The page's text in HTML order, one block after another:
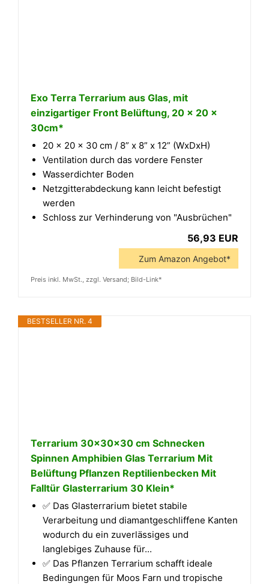
Exo Terra Terrarium aus Glas, mit
einzigartiger Front Belüftung, 20 x 20 x
30cm*
20 x 20 x 30 cm / 8” x 8” x 12” (WxDxH)
Ventilation durch das vordere Fenster
Wasserdichter Boden
Netzgitterabdeckung kann leicht befestigt
werden
Schloss zur Verhinderung von "Ausbrüchen"
56,93 EUR
Zum Amazon Angebot*
Preis inkl. MwSt., zzgl. Versand; Bild-Link*
BESTSELLER NR. 4
Terrarium 30x30x30 cm Schnecken
Spinnen Amphibien Glas Terrarium Mit
Belüftung Pflanzen Reptilienbecken Mit
Falltür Glasterrarium 30 Klein*
✅ Das Glasterrarium bietet stabile
Verarbeitung und diamantgeschliffene Kanten
wodurch du ein zuverlässiges und
langlebiges Zuhause für...
✅ Das Pflanzen Terrarium schafft ideale
Bedingungen für Moos Farn und tropische